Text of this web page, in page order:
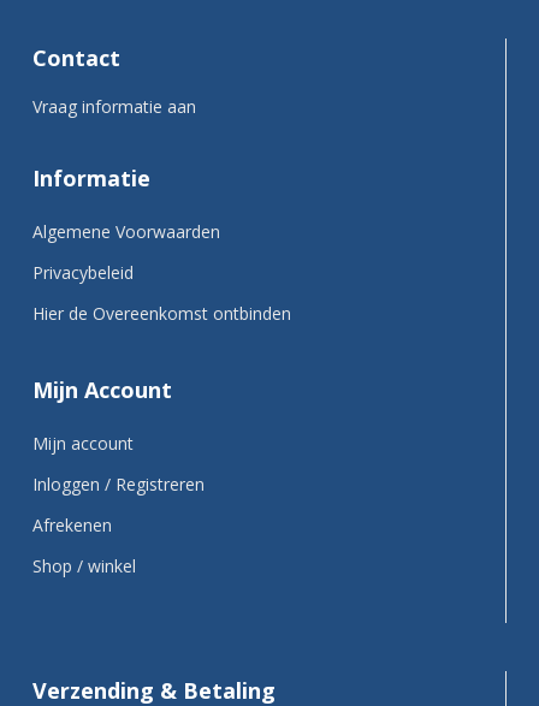
Contact
Vraag informatie aan
Informatie
Algemene Voorwaarden
Privacybeleid
Hier de Overeenkomst ontbinden
Mijn Account
Mijn account
Inloggen / Registreren
Afrekenen
Shop / winkel
Verzending & Betaling